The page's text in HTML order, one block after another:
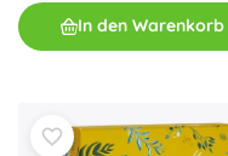
In den Warenkorb